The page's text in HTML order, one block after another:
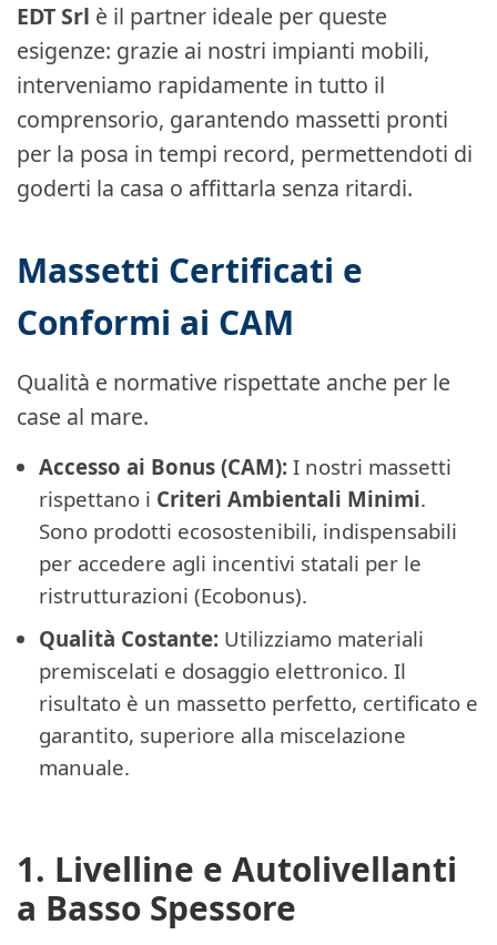
EDT Srl è il partner ideale per queste
esigenze: grazie ai nostri impianti mobili,
interveniamo rapidamente in tutto il
comprensorio, garantendo massetti pronti
per la posa in tempi record, permettendoti di
goderti la casa o affittarla senza ritardi.
Massetti Certificati e
Conformi ai CAM
Qualità e normative rispettate anche per le
case al mare.
Accesso ai Bonus (CAM): I nostri massetti
rispettano i Criteri Ambientali Minimi.
Sono prodotti ecosostenibili, indispensabili
per accedere agli incentivi statali per le
ristrutturazioni (Ecobonus).
Qualità Costante: Utilizziamo materiali
premiscelati e dosaggio elettronico. Il
risultato è un massetto perfetto, certificato e
garantito, superiore alla miscelazione
manuale.
1. Livelline e Autolivellanti
a Basso Spessore